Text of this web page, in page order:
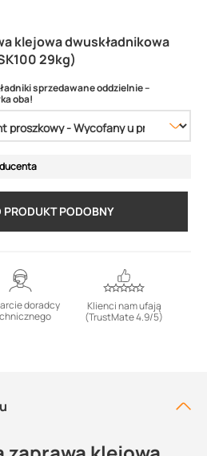
klejowa dwuskładnikowa
29kg)
sprzedawane oddzielnie –
oba!
PRODUKT PODOBNY
doradcy
Klienci nam ufają
(TrustMate 4.9/5)